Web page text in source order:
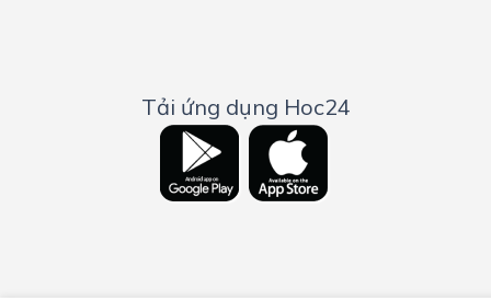
Tải ứng dụng Hoc24